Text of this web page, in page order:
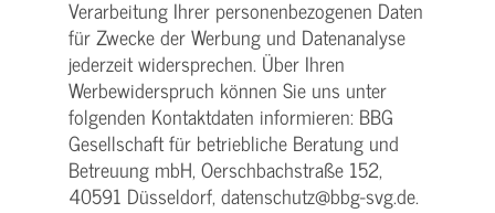
Verarbeitung Ihrer personenbezogenen Daten
für Zwecke der Werbung und Datenanalyse
jederzeit widersprechen. Über Ihren
Werbewiderspruch können Sie uns unter
folgenden Kontaktdaten informieren: BBG
Gesellschaft für betriebliche Beratung und
Betreuung mbH, Oerschbachstraße 152,
40591 Düsseldorf, datenschutz@bbg-svg.de.